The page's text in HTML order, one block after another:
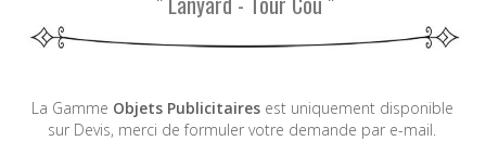
La Gamme Objets Publicitairesest uniquement disponible
sur Devis, merci de formuler votre demande par e-mail.